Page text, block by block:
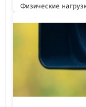
Физические